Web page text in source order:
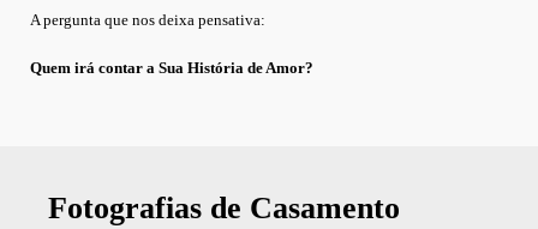
A pergunta que nos deixa pensativa:
Quem irá contar a Sua História de Amor?
Fotografias de Casamento